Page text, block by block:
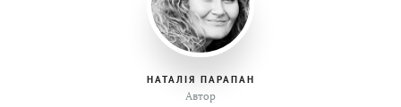
НАТАЛІЯ ПАРАПАН
Автор